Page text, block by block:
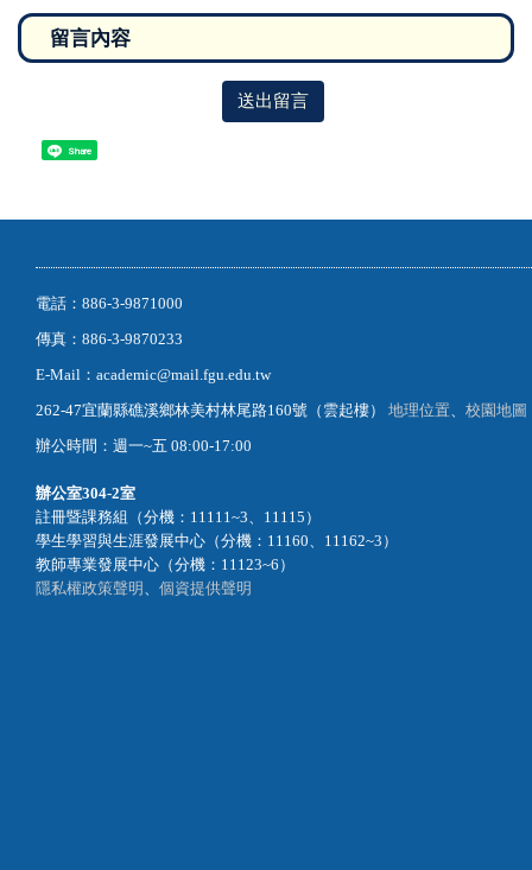
送出留言
Share
電話：886-3-9871000
傳真：886-3-9870233
E-Mail：academic@mail.fgu.edu.tw
262-47宜蘭縣礁溪鄉林美村林尾路160號（雲起樓） 地理位置
校園地圖
辦公時間：週一~五 08:00-17:00
辦公室304-2室
註冊暨課務組（分機：11111~3、11115）
學生學習與生涯發展中心（分機：11160、11162~3）
教師專業發展中心（分機：11123~6）
隱私權政策聲明
個資提供聲明